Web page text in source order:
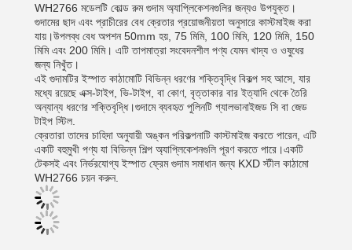
WH2766 মডেলটি কোল্ড রুম গুদাম অ্যাপ্লিকেশনগুলির জন্যও উপযুক্ত।
গুদামের ছাদ এবং প্রাচীরের বেধ ক্রেতার প্রয়োজনীয়তা অনুসারে কাস্টমাইজ করা
যায়।উপলব্ধ বেধ অপশন 50mm হয়, 75 মিমি, 100 মিমি, 120 মিমি, 150
মিমি এবং 200 মিমি। এটি তাপমাত্রা সংবেদনশীল পণ্য যেমন খাদ্য ও ওষুধের
জন্য নিখুঁত।
এই গুদামটির ইস্পাত কাঠামোটি বিভিন্ন ধরণের শক্তিবৃদ্ধি বিকল্প সহ আসে, যার
মধ্যে রয়েছে এক্স-টাইপ, ভি-টাইপ, বা কোণ, বৃত্তাকার বার ইত্যাদি থেকে তৈরি
অন্যান্য ধরণের শক্তিবৃদ্ধি।গুদামে ব্যবহৃত পুলিনটি গ্যালভানাইজড সি বা জেড
টাইপ স্টিল.
ক্রেতারা তাদের চাহিদা অনুযায়ী অঙ্কন পরিকল্পনাটি কাস্টমাইজ করতে পারেন, এটি
একটি বহুমুখী পণ্য যা বিভিন্ন শিল্প অ্যাপ্লিকেশনগুলি পূরণ করতে পারে।একটি
টেকসই এবং নির্ভরযোগ্য ইস্পাত ফ্রেম গুদাম সমাধান জন্য KXD স্টীল কাঠামো
WH2766 চয়ন করুন.